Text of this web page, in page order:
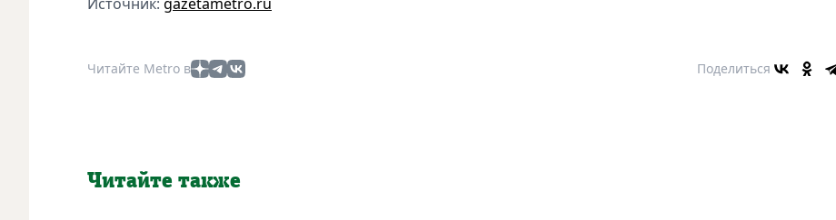
Читайте Metro в Поделиться
Читайте также